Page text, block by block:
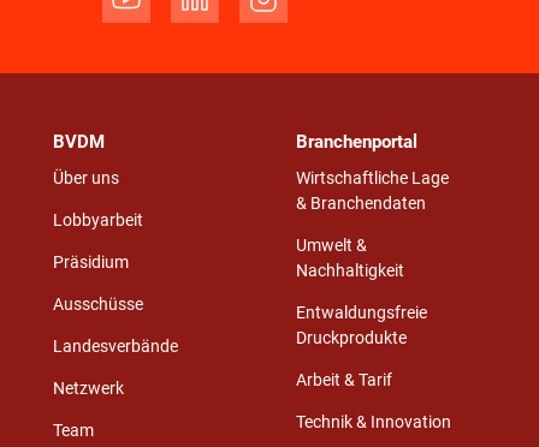
BVDM
Über uns
Lobbyarbeit
Präsidium
Ausschüsse
Landesverbände
Netzwerk
Team
Branchenportal
Wirtschaftliche Lage
& Branchendaten
Umwelt &
Nachhaltigkeit
Entwaldungsfreie
Druckprodukte
Arbeit & Tarif
Technik & Innovation